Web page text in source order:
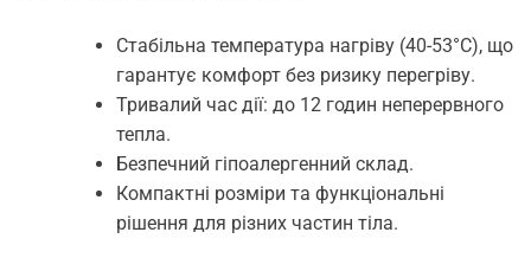
Стабільна температура нагріву (40-53°C), що
гарантує комфорт без ризику перегріву.
Тривалий час дії: до 12 годин неперервного
тепла.
Безпечний гіпоалергенний склад.
Компактні розміри та функціональні
рішення для різних частин тіла.